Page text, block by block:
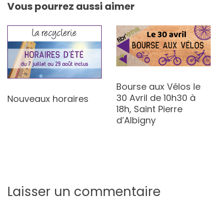
Vous pourrez aussi aimer
Nouveaux horaires
Bourse aux Vélos le
30 Avril de 10h30 à
18h, Saint Pierre
d’Albigny
Laisser un commentaire